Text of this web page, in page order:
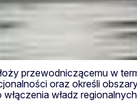
przewodniczącemu w
oraz określi
władz